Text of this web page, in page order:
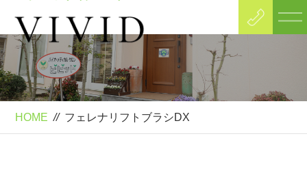
Product
フェレナリフトブラシDX
HOME // フェレナリフトブラシDX